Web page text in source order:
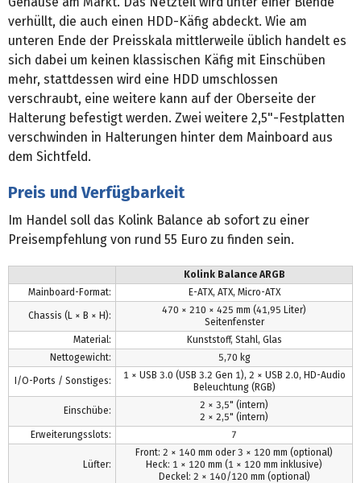
verhüllt, die auch einen HDD-Käfig abdeckt. Wie am
unteren Ende der Preisskala mittlerweile üblich handelt es
sich dabei um keinen klassischen Käfig mit Einschüben
mehr, stattdessen wird eine HDD umschlossen
verschraubt, eine weitere kann auf der Oberseite der
Halterung befestigt werden. Zwei weitere 2,5"-Festplatten
verschwinden in Halterungen hinter dem Mainboard aus
dem Sichtfeld.
Preis und Verfügbarkeit
Im Handel soll das Kolink Balance ab sofort zu einer
Preisempfehlung von rund 55 Euro zu finden sein.
Kolink Balance ARGB
Mainboard-Format:
E-ATX, ATX, Micro-ATX
Chassis (L × B × H):
470 × 210 × 425 mm (41,95 Liter)
Seitenfenster
Material:
Kunststoff, Stahl, Glas
Nettogewicht:
5,70 kg
I/O-Ports / Sonstiges:
1 × USB 3.0 (USB 3.2 Gen 1), 2 × USB 2.0, HD-Audio
Beleuchtung (RGB)
Einschübe:
2 × 3,5" (intern)
2 × 2,5" (intern)
Erweiterungsslots:
7
Lüfter:
Front: 2 × 140 mm oder 3 × 120 mm (optional)
Heck: 1 × 120 mm (1 × 120 mm inklusive)
Deckel: 2 × 140/120 mm (optional)